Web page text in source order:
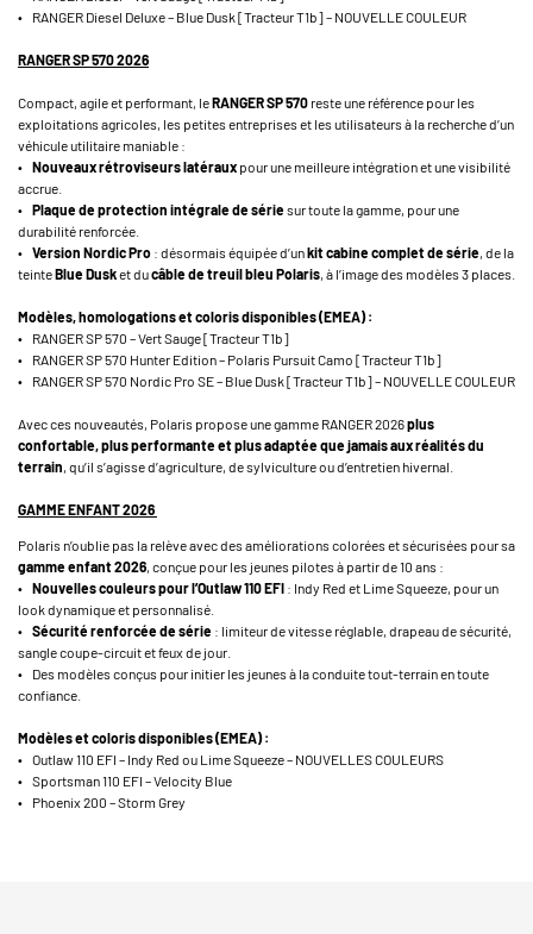
• RANGER Diesel Deluxe – Blue Dusk [Tracteur T1b] – NOUVELLE COULEUR
RANGER SP 570 2026
Compact, agile et performant, leRANGER SP 570 reste une référence pour les
exploitations agricoles, les petites entreprises et les utilisateurs à la recherche d’un
véhicule utilitaire maniable :
• Nouveaux rétroviseurs latéraux pour une meilleure intégration et une visibilité
accrue.
• Plaque de protection intégrale de sériesur toute la gamme, pour une
durabilité renforcée.
• Version Nordic Pro : désormais équipée d’unkit cabine complet de série, de la
teinteBlue Dusket ducâble de treuil bleu Polaris, à l’image des modèles 3 places.
Modèles, homologations et coloris disponibles (EMEA) :
• RANGER SP 570 – Vert Sauge [Tracteur T1b]
• RANGER SP 570 Hunter Edition – Polaris Pursuit Camo [Tracteur T1b]
• RANGER SP 570 Nordic Pro SE – Blue Dusk [Tracteur T1b] – NOUVELLE COULEUR
Avec ces nouveautés, Polaris propose une gamme RANGER 2026plus
confortable, plus performante et plus adaptée que jamais aux réalités du
terrain, qu’il s’agisse d’agriculture, de sylviculture ou d’entretien hivernal.
GAMME ENFANT 2026
Polaris n’oublie pas la relève avec des améliorations colorées et sécurisées pour sa
gamme enfant 2026, conçue pour les jeunes pilotes à partir de 10 ans :
• Nouvelles couleurs pour l’Outlaw 110 EFI : Indy Red et Lime Squeeze, pour un
look dynamique et personnalisé.
• Sécurité renforcée de série : limiteur de vitesse réglable, drapeau de sécurité,
sangle coupe-circuit et feux de jour.
• Des modèles conçus pour initier les jeunes à la conduite tout-terrain en toute
confiance.
Modèles et coloris disponibles (EMEA) :
• Outlaw 110 EFI – Indy Red ou Lime Squeeze – NOUVELLES COULEURS
• Sportsman 110 EFI – Velocity Blue
• Phoenix 200 – Storm Grey